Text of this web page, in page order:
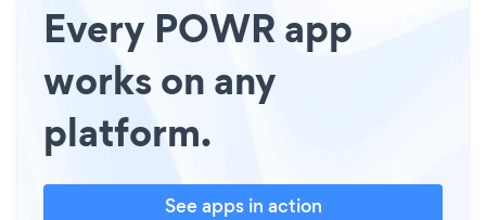
Every POWR app
works on any
platform.
See apps in action